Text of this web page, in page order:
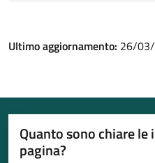
Ultimo aggiornamento: 26/
Quanto sono chiare
pagina?